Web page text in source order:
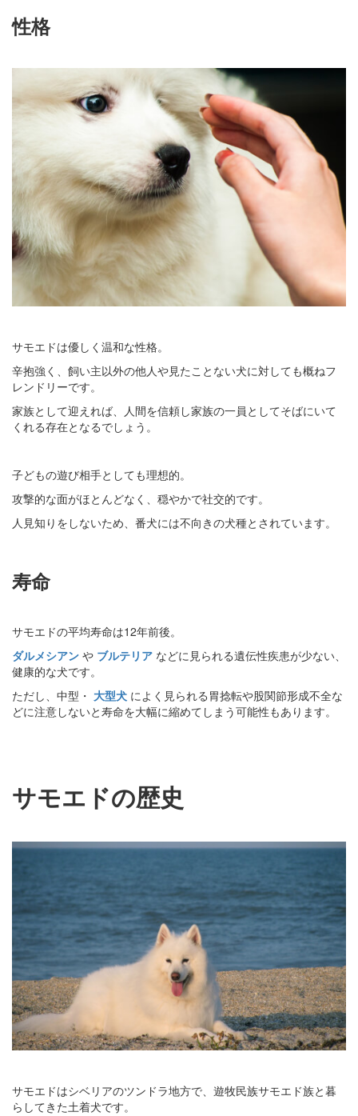
性格
サモエドは優しく温和な性格。
辛抱強く、飼い主以外の他人や見たことない犬に対しても概ねフ
レンドリーです。
家族として迎えれば、人間を信頼し家族の一員としてそばにいて
くれる存在となるでしょう。
子どもの遊び相手としても理想的。
攻撃的な面がほとんどなく、穏やかで社交的です。
人見知りをしないため、番犬には不向きの犬種とされています。
寿命
サモエドの平均寿命は12年前後。
ダルメシアン や ブルテリア などに見られる遺伝性疾患が少ない、
健康的な犬です。
ただし、中型・ 大型犬 によく見られる胃捻転や股関節形成不全な
どに注意しないと寿命を大幅に縮めてしまう可能性もあります。
サモエドの歴史
サモエドはシベリアのツンドラ地方で、遊牧民族サモエド族と暮
らしてきた土着犬です。